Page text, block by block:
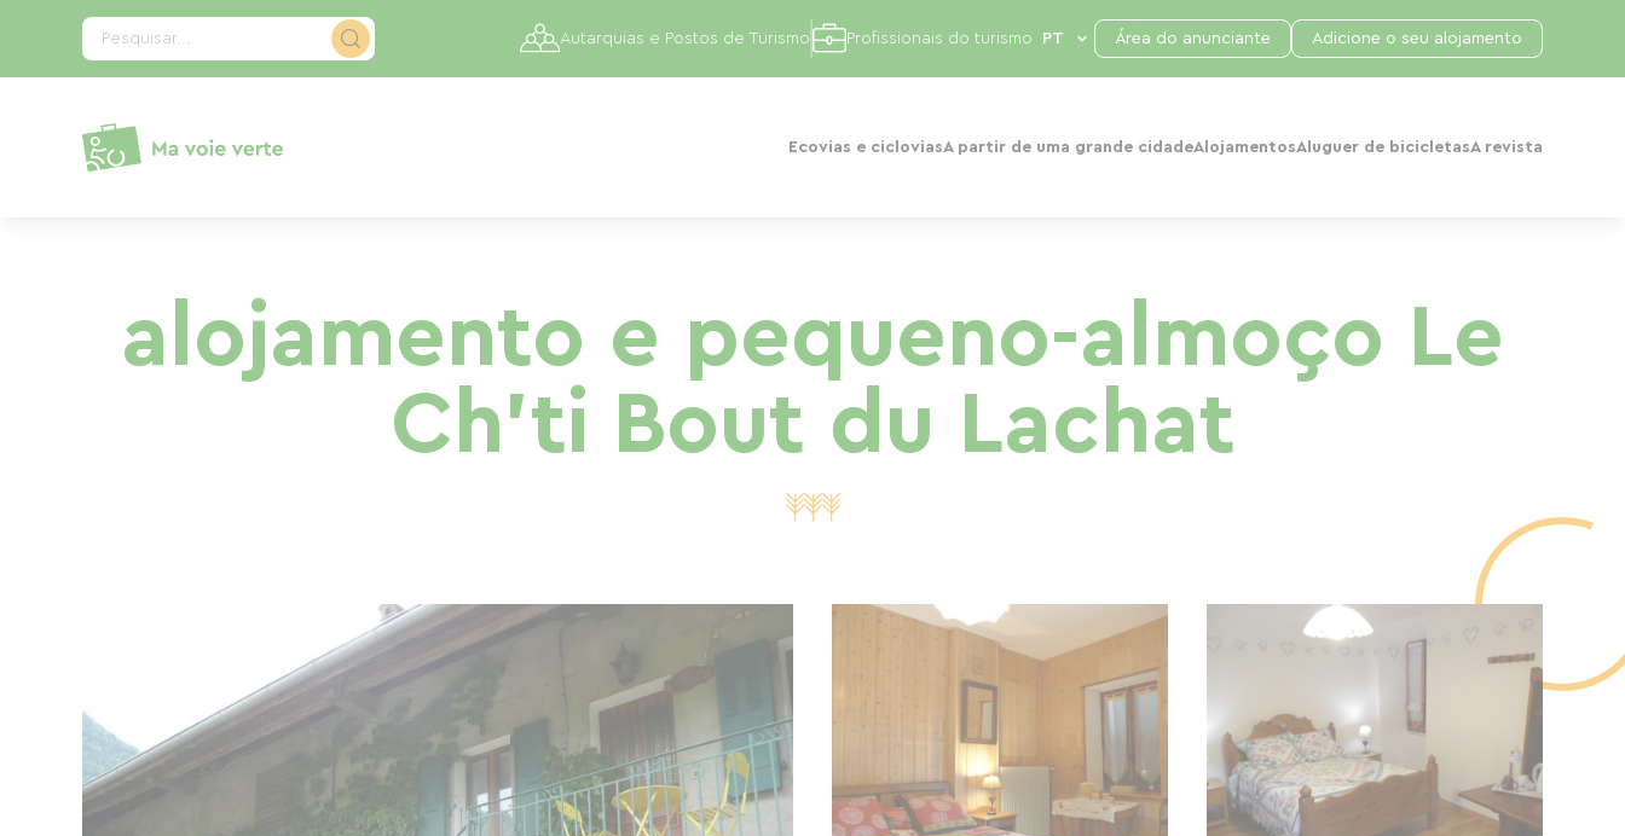
Pesquisar...
Ecovias e cicloviasA partir de uma grande cidadeAlojamentosAluguer de bicicletasA revista
Autarquias e Postos de Turismo Profissionais do turismo Área do anunciante Adicione o seu alojamento
alojamento e pequeno-almoço Le
Ch'ti Bout du Lachat
Painel de Gerenciamento de Cookies